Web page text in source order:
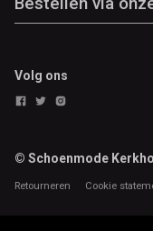
Volg ons
© Schoenmode
Retourneren Cookie